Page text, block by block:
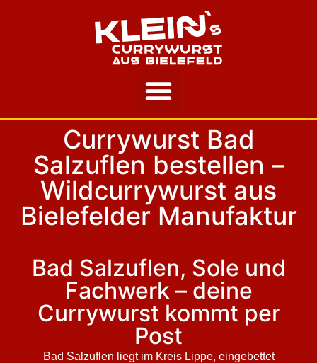
Currywurst Bad
Salzuflen bestellen –
Wildcurrywurst aus
Bielefelder Manufaktur
Bad Salzuflen, Sole und
Fachwerk – deine
Currywurst kommt per
Post
Bad Salzuflen liegt im Kreis Lippe, eingebettet